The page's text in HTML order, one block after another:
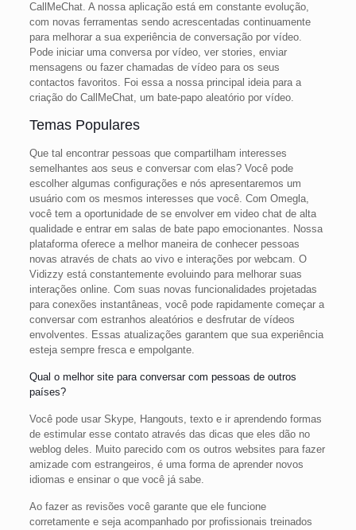
CallMeChat. A nossa aplicação está em constante evolução,
com novas ferramentas sendo acrescentadas continuamente
para melhorar a sua experiência de conversação por vídeo.
Pode iniciar uma conversa por vídeo, ver stories, enviar
mensagens ou fazer chamadas de vídeo para os seus
contactos favoritos. Foi essa a nossa principal ideia para a
criação do CallMeChat, um bate-papo aleatório por vídeo.
Temas Populares
Que tal encontrar pessoas que compartilham interesses
semelhantes aos seus e conversar com elas? Você pode
escolher algumas configurações e nós apresentaremos um
usuário com os mesmos interesses que você. Com Omegla,
você tem a oportunidade de se envolver em video chat de alta
qualidade e entrar em salas de bate papo emocionantes. Nossa
plataforma oferece a melhor maneira de conhecer pessoas
novas através de chats ao vivo e interações por webcam. O
Vidizzy está constantemente evoluindo para melhorar suas
interações online. Com suas novas funcionalidades projetadas
para conexões instantâneas, você pode rapidamente começar a
conversar com estranhos aleatórios e desfrutar de vídeos
envolventes. Essas atualizações garantem que sua experiência
esteja sempre fresca e empolgante.
Qual o melhor site para conversar com pessoas de outros
países?
Você pode usar Skype, Hangouts, texto e ir aprendendo formas
de estimular esse contato através das dicas que eles dão no
weblog deles. Muito parecido com os outros websites para fazer
amizade com estrangeiros, é uma forma de aprender novos
idiomas e ensinar o que você já sabe.
Ao fazer as revisões você garante que ele funcione
corretamente e seja acompanhado por profissionais treinados